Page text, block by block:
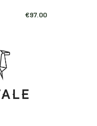
€97.00